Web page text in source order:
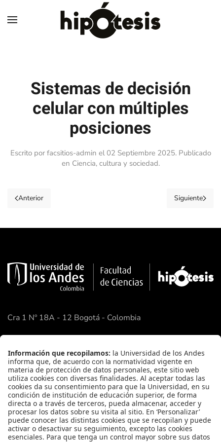
Skip to main content
Sistemas de decisión
celular con múltiples
posiciones
Escrito por facsitios-admin el 02 Septiembre 2025. Publicado
en Ciencia, cultura y sociedad.
Anterior Siguiente
Cra 1 Nº 18A - 12 Bogotá - Colombia
Enlaces Rápidos
Facultad de Ciencias
Academia de Ciencias
FAQ
Contacto